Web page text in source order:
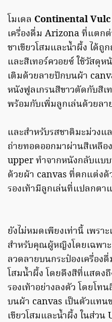
โมเดล Continental Vulc
เครื่องดื่ม Arizona ที่แตก
ชาเขียวโสมและน้ำผึ้ง ได้
และสีเทอร์ควอยซ์ ใช้วัสดุ
เติมด้วยลายปักบนผ้า
หนังฟูลเกรนสีขาวตัดกับสีเ
พร้อมกับเพิ่มลูกเล่นด้วยลา
และสำหรับรสชาติมะม่วงแ
ถ่ายทอดออกมาผ่านสีเหลื
upper ทำจากหนังกลับแบ
ด้วยผ้า canvas ที่ตกแต่งด้
รองเท้ามีลูกเล่นที่แปลกตา
ยังไม่หมดเพียงเท่านี้ เพรา
สำหรับคุณผู้หญิงโดยเฉพา
ลวดลายบนกระป๋องเครื่อง
โสมน้ำผึ้ง โดยดึงสีที่แสดง
รองเท้าอย่างลงตัว โดยโ
บนผ้า canvas เป็นตัวแทน
เขียวโสมและน้ำผึ้ง ในส่ว